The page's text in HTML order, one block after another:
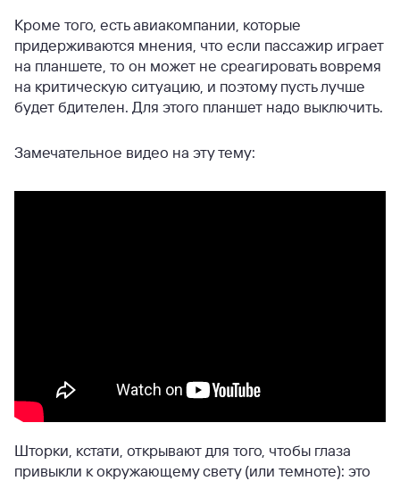
Кроме того, есть авиакомпании, которые
придерживаются мнения, что если пассажир играет
на планшете, то он может не среагировать вовремя
на критическую ситуацию, и поэтому пусть лучше
будет бдителен. Для этого планшет надо выключить.
Замечательное видео на эту тему:
Шторки, кстати, открывают для того, чтобы глаза
привыкли к окружающему свету (или темноте): это